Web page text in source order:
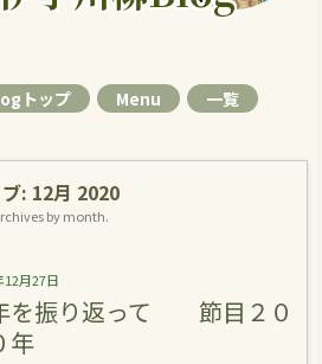
トップ Menu 一覧
: 12月 2020
by month.
12月27日
を振り返って 節目２０
年